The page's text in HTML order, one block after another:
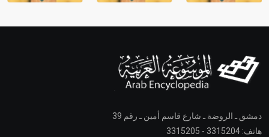
دمشق ـ الروضة ـ شارع قاسم أمين ـ رقم 39
هاتف: 3315204 - 3315205